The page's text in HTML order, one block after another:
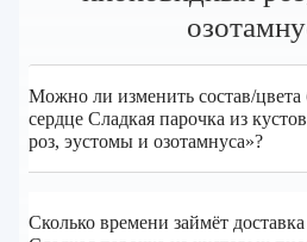
Можно ли изменить состав/цвета
сердце Сладкая парочка из
роз, эустомы и озотамнуса»?
Сколько времени займёт